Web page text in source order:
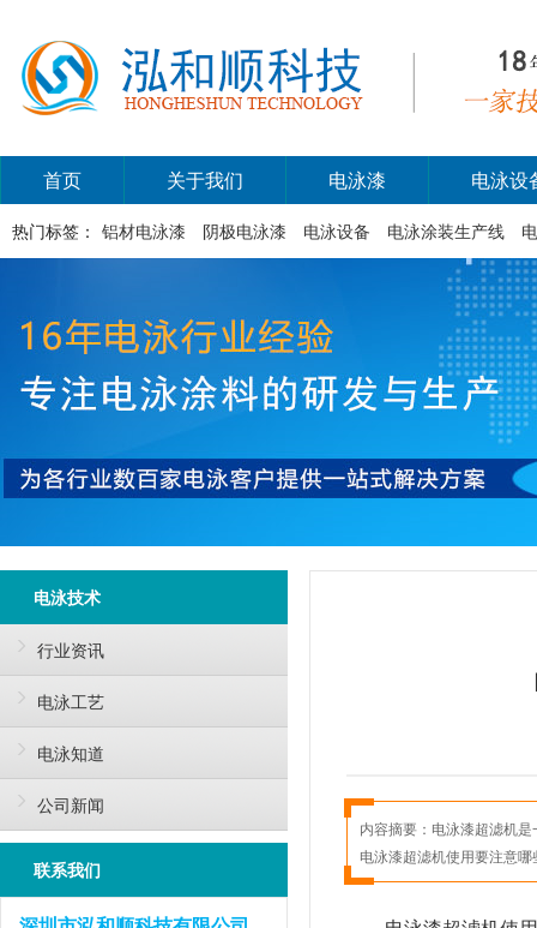
首页 关于我们 电泳漆 电泳设
热门标签： 铝材电泳漆 阴极电泳漆 电泳设备 电泳涂装生产线
电泳技术
行业资讯
电泳工艺
电泳知道
公司新闻
联系我们
内容摘要： 电泳漆超滤机
电泳漆超滤机使用要注意